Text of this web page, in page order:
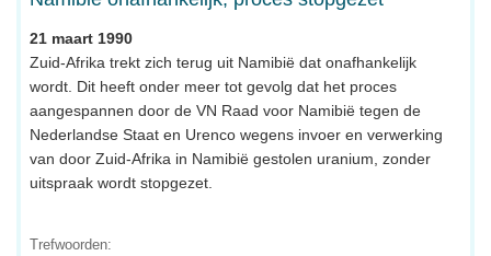
21 maart 1990
Zuid-Afrika trekt zich terug uit Namibië dat onafhankelijk
wordt. Dit heeft onder meer tot gevolg dat het proces
aangespannen door de VN Raad voor Namibië tegen de
Nederlandse Staat en Urenco wegens invoer en verwerking
van door Zuid-Afrika in Namibië gestolen uranium, zonder
uitspraak wordt stopgezet.
Trefwoorden: